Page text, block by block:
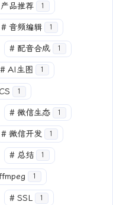
产品推荐 1
# 音频编辑 1
# 配音合成 1
# AI生图 1
1
# 微信生态 1
# 微信开发 1
# 总结 1
1
# SSL 1